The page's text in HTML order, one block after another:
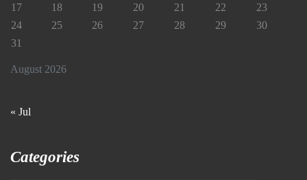
August 2026
17
18 19 20 21 22
23
24
25 26 27 28 29
30
31
« Jul
Categories